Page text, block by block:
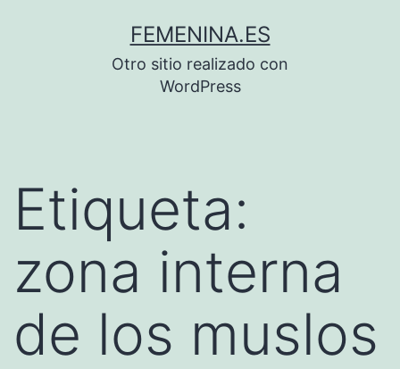
FEMENINA.ES
Otro sitio realizado con
WordPress
Etiqueta:
zona interna
de los muslos